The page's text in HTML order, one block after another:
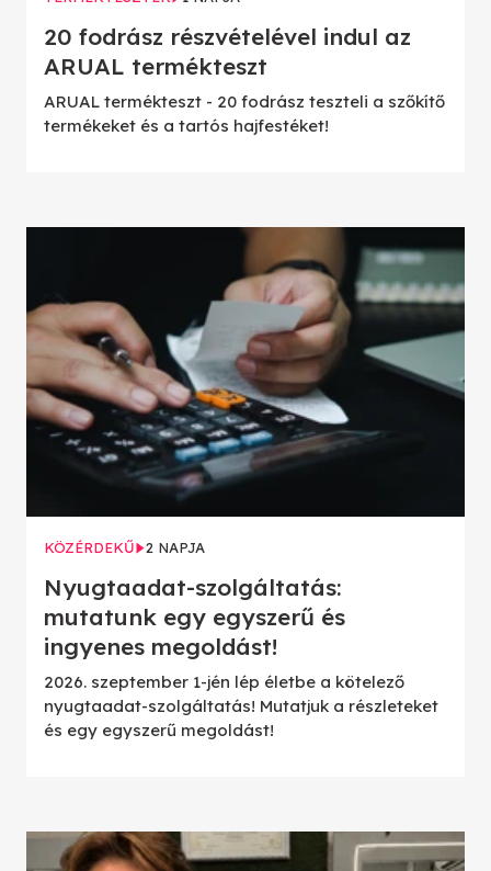
20 fodrász részvételével indul az
ARUAL termékteszt
ARUAL termékteszt - 20 fodrász teszteli a szőkítő
termékeket és a tartós hajfestéket!
KÖZÉRDEKŰ 2 NAPJA
Nyugtaadat-szolgáltatás:
mutatunk egy egyszerű és
ingyenes megoldást!
2026. szeptember 1-jén lép életbe a kötelező
nyugtaadat-szolgáltatás! Mutatjuk a részleteket
és egy egyszerű megoldást!